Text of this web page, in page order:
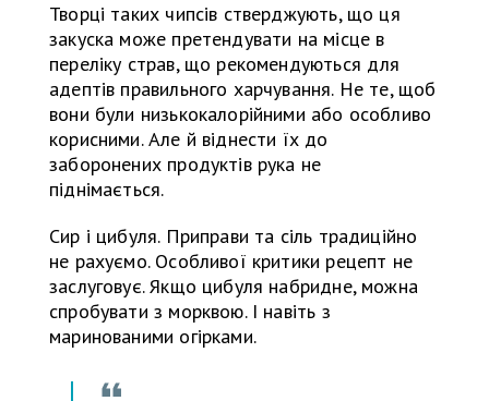
Творці таких чипсів стверджують, що ця
закуска може претендувати на місце в
переліку страв, що рекомендуються для
адептів правильного харчування. Не те, щоб
вони були низькокалорійними або особливо
корисними. Але й віднести їх до
заборонених продуктів рука не
піднімається.
Сир і цибуля. Приправи та сіль традиційно
не рахуємо. Особливої критики рецепт не
заслуговує. Якщо цибуля набридне, можна
спробувати з морквою. І навіть з
маринованими огірками.